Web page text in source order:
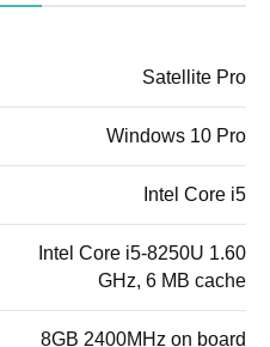
Satellite Pro
Windows 10 Pro
Intel Core i5
Intel Core i5-8250U 1.60
GHz, 6 MB cache
8GB 2400MHz on board